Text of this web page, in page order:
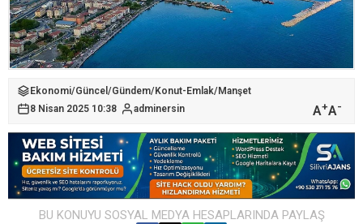
Ekonomi/Güncel /Gündem/Konut-Emlak/Manşet
8 Nisan 2025 10:38
adminersin A+A-
BU KONUYU SOSYAL MEDYA HESAPLARINDA PAYLAŞ